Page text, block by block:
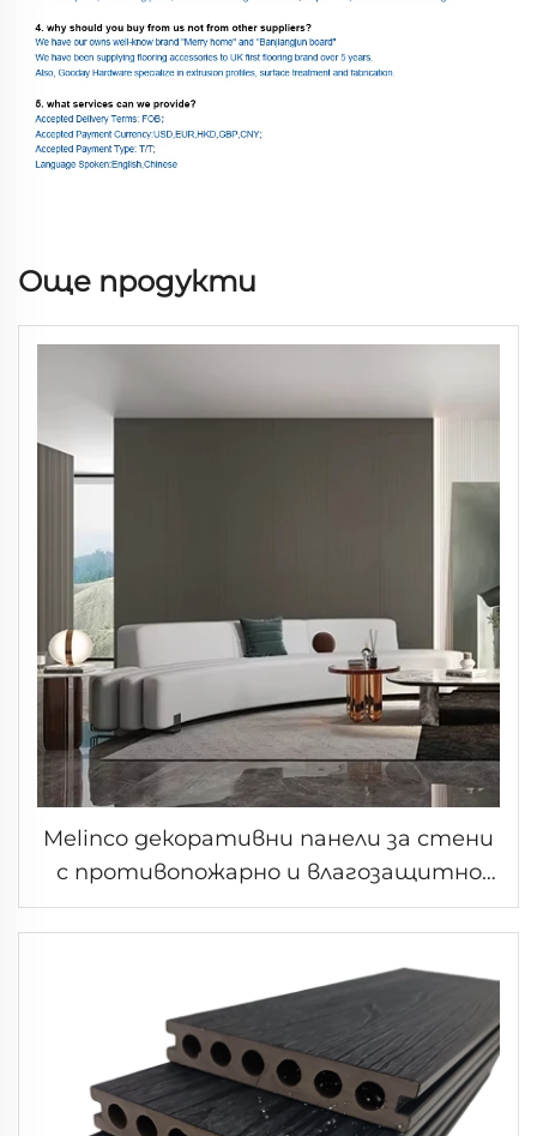
Още продукти
Melinco декоративни панели за стени
с противопожарно и влагозащитно
дървено покритие бърз монтаж за
хотели вили офис сгради